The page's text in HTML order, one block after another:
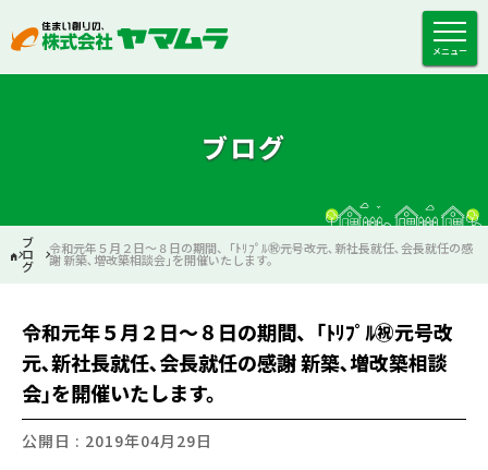
メニュー
ブログ
ブ
ロ
グ
令和元年５月２日～８日の期間、｢ﾄﾘﾌﾟﾙ㊗元号改元､新社長就任､会長就任の感
謝 新築､増改築相談会｣を開催いたします。
令和元年５月２日～８日の期間、｢ﾄﾘﾌﾟﾙ㊗元号改
元､新社長就任､会長就任の感謝 新築､増改築相談
会｣を開催いたします。
公開日 : 2019年04月29日